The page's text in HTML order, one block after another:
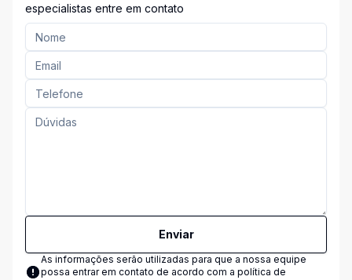
especialistas entre em contato
Enviar
As informações serão utilizadas para que a nossa equipe
possa entrar em contato de acordo com a política de